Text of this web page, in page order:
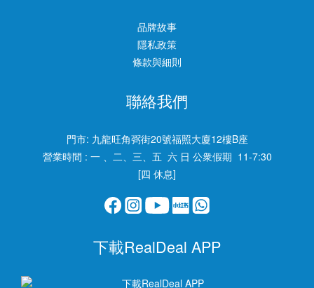
品牌故事
隱私政策
條款與細則
聯絡我們
門市: 九龍旺角弼街20號福照大廈12樓B座
營業時間 : 一 、二、三、五 六 日 公衆假期 11-7:30
[四 休息]
下載RealDeal APP